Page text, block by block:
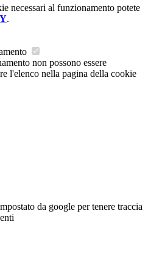
necessari al funzionamento potete
.
non possono essere
l'elenco nella pagina della cookie
da google per tenere traccia